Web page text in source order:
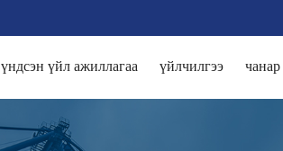
үндсэн үйл ажиллагаа үйлчилгээ чанар